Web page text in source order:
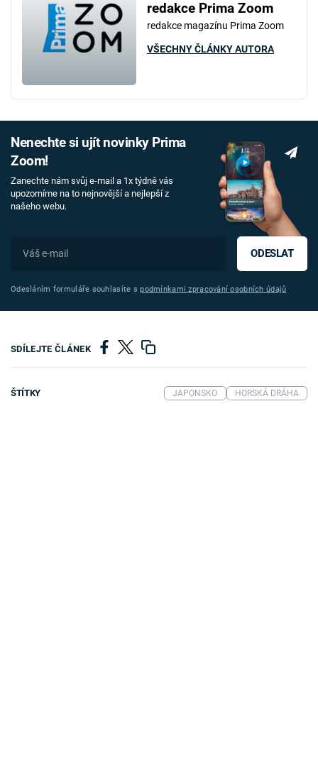
redakce Prima Zoom
redakce magazínu Prima Zoom
VŠECHNY ČLÁNKY AUTORA
Nenechte si ujít novinky Prima
Zoom!
Zanechte nám svůj e-mail a 1x týdně vás
upozorníme na to nejnovější a nejlepší z
našeho webu.
ODESLAT
Odesláním formuláře souhlasíte spodmínkami zpracování osobních údajů
SDÍLEJTE ČLÁNEK
ŠTÍTKY JAPONSKO HORSKÁ DRÁHA